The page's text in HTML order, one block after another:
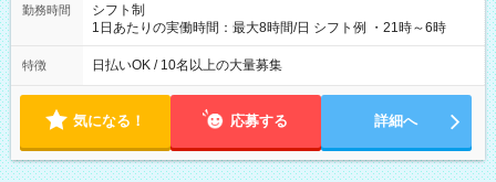
勤務時間
シフト制
1日あたりの実働時間：最大8時間/日 シフト例 ・21時～6時
特徴 日払いOK / 10名以上の大量募集
気になる！ 応募する 詳細へ